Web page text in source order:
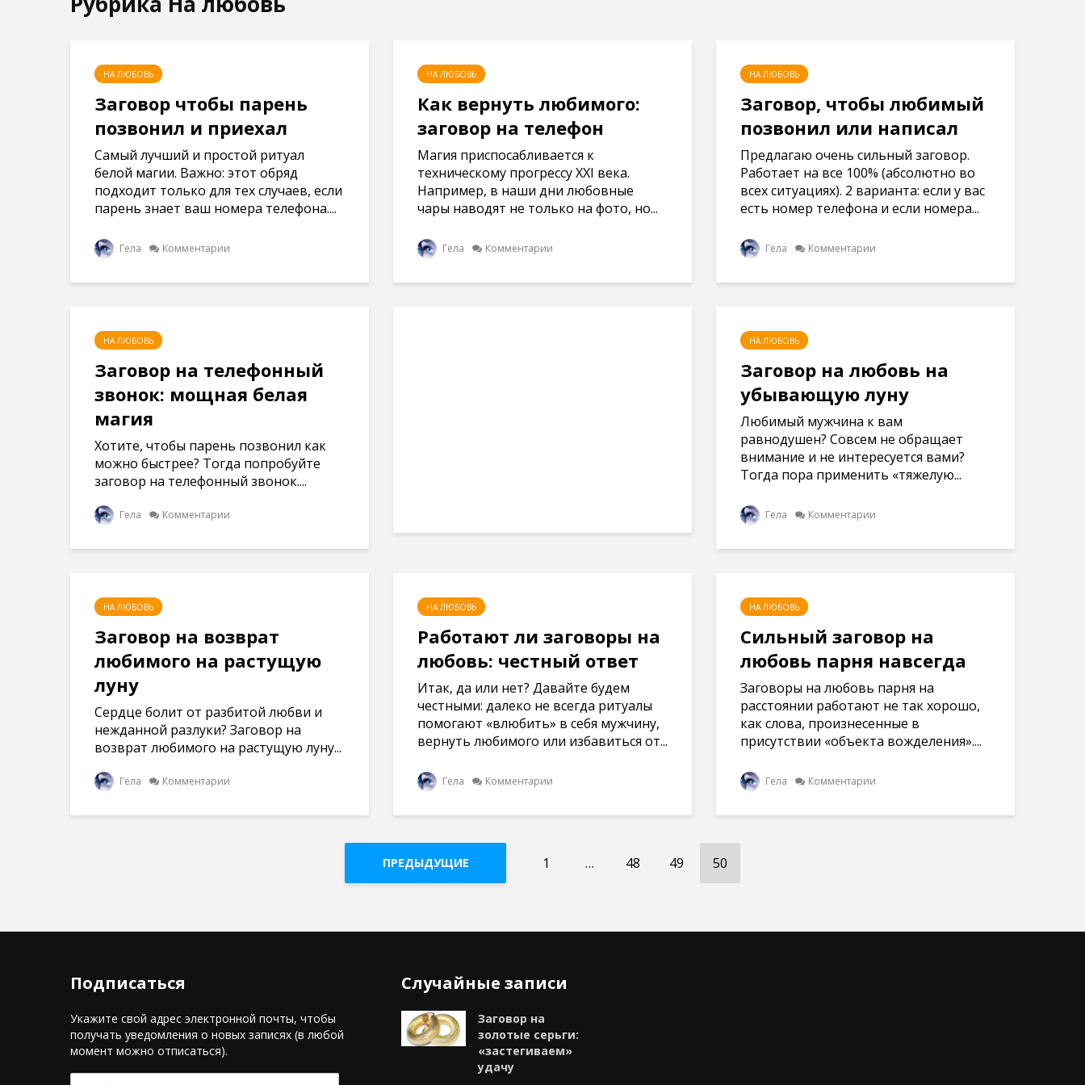
НА ЛЮБОВЬ
Заговор чтобы парень
позвонил и приехал
Самый лучший и простой ритуал
белой магии. Важно: этот обряд
подходит только для тех случаев, если
парень знает ваш номера телефона....
Гела Комментарии
НА ЛЮБОВЬ
Как вернуть любимого:
заговор на телефон
Магия приспосабливается к
техническому прогрессу XXI века.
Например, в наши дни любовные
чары наводят не только на фото, но...
Гела Комментарии
НА ЛЮБОВЬ
Заговор, чтобы любимый
позвонил или написал
Предлагаю очень сильный заговор.
Работает на все 100% (абсолютно во
всех ситуациях). 2 варианта: если у вас
есть номер телефона и если номера...
Гела Комментарии
НА ЛЮБОВЬ
Заговор на телефонный
звонок: мощная белая
магия
Хотите, чтобы парень позвонил как
можно быстрее? Тогда попробуйте
заговор на телефонный звонок....
Гела Комментарии
НА ЛЮБОВЬ
Заговор на любовь на
убывающую луну
Любимый мужчина к вам
равнодушен? Совсем не обращает
внимание и не интересуется вами?
Тогда пора применить «тяжелую...
Гела Комментарии
НА ЛЮБОВЬ
Заговор на возврат
любимого на растущую
луну
Сердце болит от разбитой любви и
нежданной разлуки? Заговор на
возврат любимого на растущую луну...
Гела Комментарии
НА ЛЮБОВЬ
Работают ли заговоры на
любовь: честный ответ
Итак, да или нет? Давайте будем
честными: далеко не всегда ритуалы
помогают «влюбить» в себя мужчину,
вернуть любимого или избавиться от...
Гела Комментарии
НА ЛЮБОВЬ
Сильный заговор на
любовь парня навсегда
Заговоры на любовь парня на
расстоянии работают не так хорошо,
как слова, произнесенные в
присутствии «объекта вожделения»....
Гела Комментарии
ПРЕДЫДУЩИЕ 1 … 48 49 50
Подписаться
Укажите свой адрес электронной почты, чтобы
получать уведомления о новых записях (в любой
момент можно отписаться).
E-
Случайные записи
Заговор на
золотые серьги:
«застегиваем»
удачу